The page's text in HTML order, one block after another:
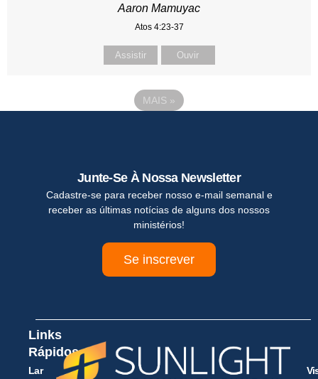
Aaron Mamuyac
Atos 4:23-37
Assistir Ouvir
MAIS »
Junte-Se À Nossa Newsletter
Cadastre-se para receber nosso e-mail semanal e
receber as últimas notícias de alguns dos nossos
ministérios!
Se inscrever
Links
Rápidos
Lar